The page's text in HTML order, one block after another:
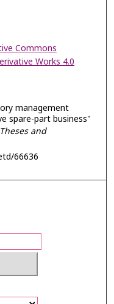
Commons
Works 4.0
management
spare-part business"
and
66636